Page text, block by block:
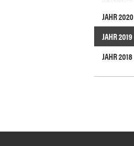
JAHR 2020
JAHR 2019
JAHR 2018